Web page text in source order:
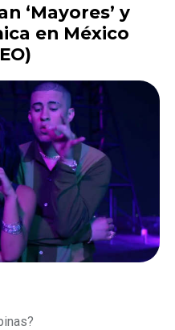
‘Mayores’ y
en México